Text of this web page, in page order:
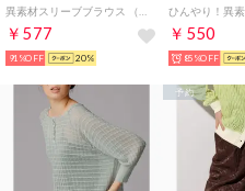
￥577
91%OFF 20%
￥550
85%OFF
予約